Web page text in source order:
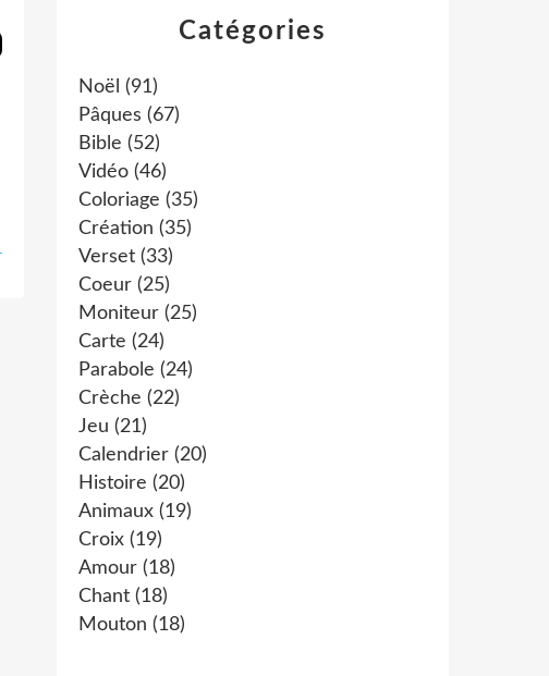
Catégories
Noël (91)
Pâques (67)
Bible (52)
Vidéo (46)
Coloriage (35)
Création (35)
Verset (33)
Coeur (25)
Moniteur (25)
Carte (24)
Parabole (24)
Crèche (22)
Jeu (21)
Calendrier (20)
Histoire (20)
Animaux (19)
Croix (19)
Amour (18)
Chant (18)
Mouton (18)